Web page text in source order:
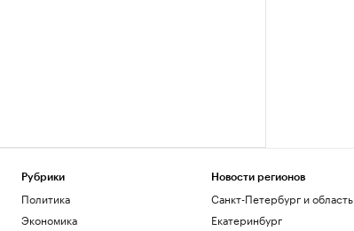
Рубрики
Политика
Экономика
Новости регионов
Санкт-Петербург и область
Екатеринбург